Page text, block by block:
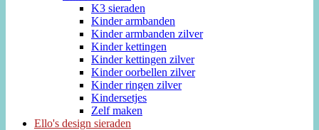
K3 sieraden
Kinder armbanden
Kinder armbanden zilver
Kinder kettingen
Kinder kettingen zilver
Kinder oorbellen zilver
Kinder ringen zilver
Kindersetjes
Zelf maken
Ello's design sieraden